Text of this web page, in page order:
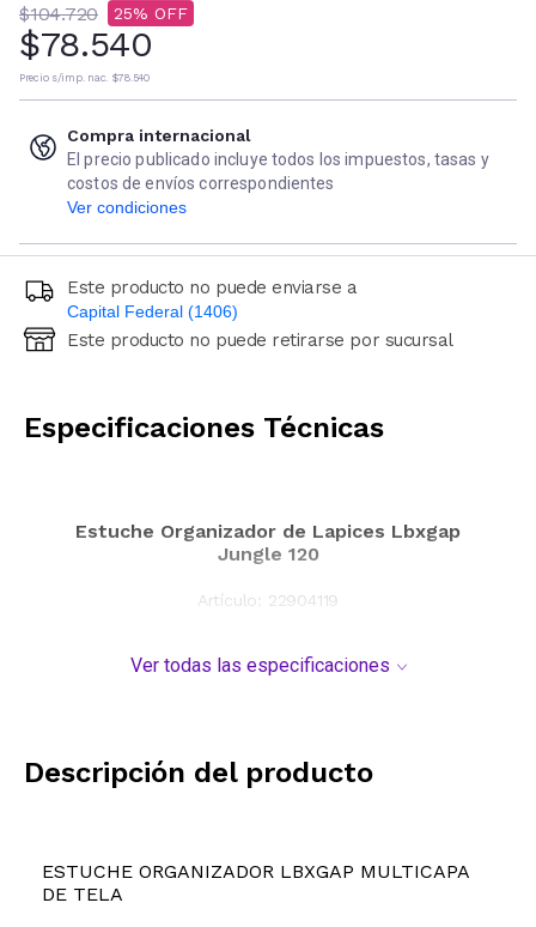
$104.720 25
$78.540
Precio s/imp. nac. $78.540
Compra internacional
El precio publicado incluye todos los impuestos, tasas y
costos de envíos correspondientes
Ver condiciones
Este producto no puede enviarse a
Capital Federal (1406)
Ingresá código postal (sólo números)
Este producto no puede retirarse por sucursal
Especificaciones Técnicas
Estuche Organizador de Lapices Lbxgap
Jungle 120
Artículo: 22904119
Ver todas las especificaciones
Descripción del producto
ESTUCHE ORGANIZADOR LBXGAP MULTICAPA
DE TELA